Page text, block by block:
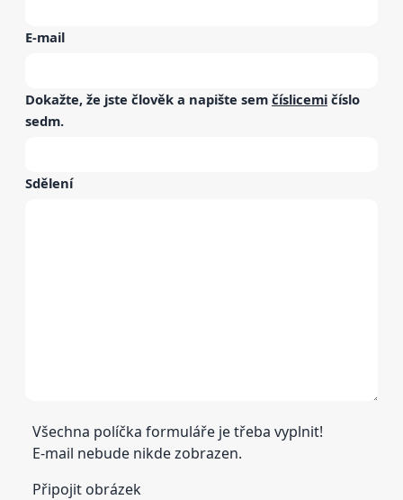
E-mail
Dokažte, že jste člověk a napište sem číslicemi číslo
sedm.
Sdělení
Všechna políčka formuláře je třeba vyplnit!
E-mail nebude nikde zobrazen.
Připojit obrázek